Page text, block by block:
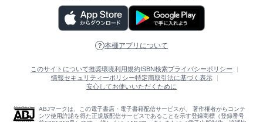
本棚アプリについて
このサイトについて推奨環境利用規約ISBN検索プライバシーポリシー
情報セキュリティーポリシー特定商取引法に基づく表示
安心してお使いいただくために
ABJマークは、この電子書店・電子書籍配信サービスが、 著作権者からコンテ
ンツ使用許諾を得た正規版配信サービスであることを示す登録商標（登録番号